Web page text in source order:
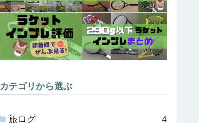
カテゴリから選ぶ
旅ログ 4